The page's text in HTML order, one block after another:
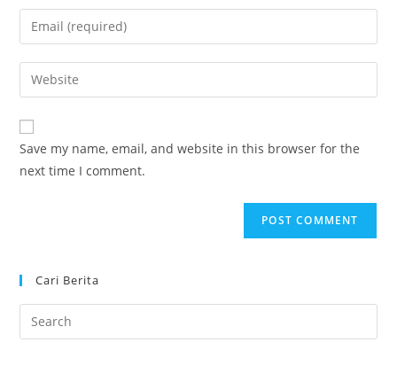
name
comment
Enter
your
email
address
comment
Enter
your
website
URL
(optional)
Save my name, email, and website in this browser for the
next time I comment.
Cari Berita